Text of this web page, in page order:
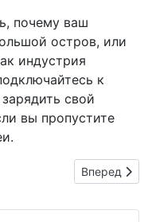
почему ваш
остров, или
индустрия
к
свой
вы пропустите
90 лет Neoplan
Следующий:
Вперед